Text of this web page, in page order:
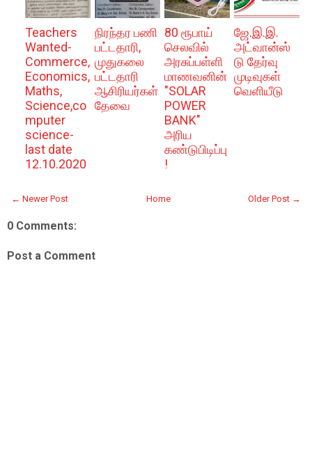
Teachers
Wanted-
Commerce,
Economics,
Maths,
Science,co
mputer
science-
last date
12.10.2020
நிரந்தர பணி
பட்டதாரி,
முதுகலை
பட்டதாரி
ஆசிரியர்கள்
தேவை
80 ரூபாய்
செலவில்
அரசுப்பள்ளி
மாணவனின்
"SOLAR
POWER
BANK"
அரிய
கண்டுபிடிப்பு
!
ஜே.இ.இ.
அட்வான்ஸ்
டு தேர்வு
முடிவுகள்
வெளியீடு
← Newer Post Older Post →
Home
0 Comments:
Post a Comment